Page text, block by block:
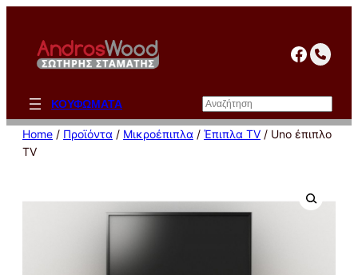
περιεχόμενο
ΚΟΥΦΩΜΑΤΑ Αναζήτηση
Home / Προϊόντα / Μικροέπιπλα / Έπιπλα TV / Uno έπιπλο
TV